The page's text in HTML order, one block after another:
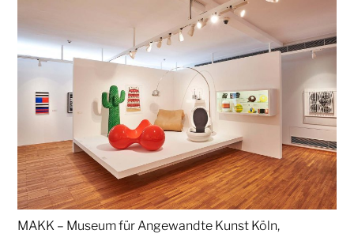
MAKK – Museum für Angewandte Kunst Köln,